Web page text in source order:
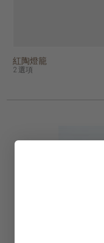
紅陶燈籠
2 選項
玻璃巴洛克燭台
4 選項
縞瑪球狀燭台
玻璃錐形燭台
2 選項
雲石紋理玻璃燭台
8 選項
回收玻璃燭台 - 正方形
回收玻璃燭台 - 圓形
17 選項
heritage 燭台
3 選項
縞瑪瑙燭台
3 選項